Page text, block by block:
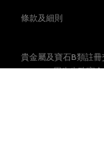
條款及細則
貴金屬及寶石B類註
© 2026 周生生珠寶